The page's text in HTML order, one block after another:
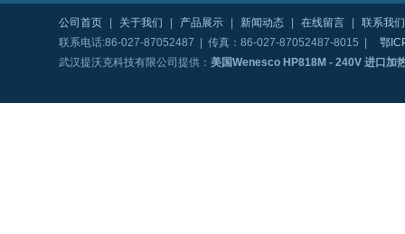
公司首页 关于我们 产品展示 新闻动态 在线留言
联系我们
联系电话:86-027-87052487 | 传真：86-027-87052487-8015 |
鄂
武汉提沃克科技有限公司提供： 美国Wenesco HP818M - 240V 进口加